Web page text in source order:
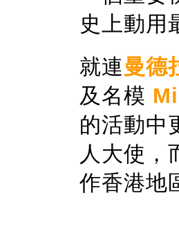
史上動用
就連曼德
及名模
的活動中
人大使，
作香港地